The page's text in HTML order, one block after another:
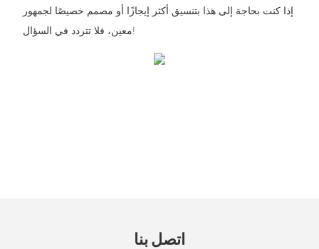
إذا كنت بحاجة إلى هذا بتنسيق أكثر إيجازًا أو مصمم خصيصًا لجمهور
معين، فلا تتردد في السؤال!
اتصل بنا